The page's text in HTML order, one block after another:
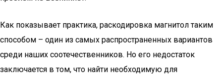
Как показывает практика, раскодировка магнитол таким
способом – один из самых распространенных вариантов
среди наших соотечественников. Но его недостаток
заключается в том, что найти необходимую для